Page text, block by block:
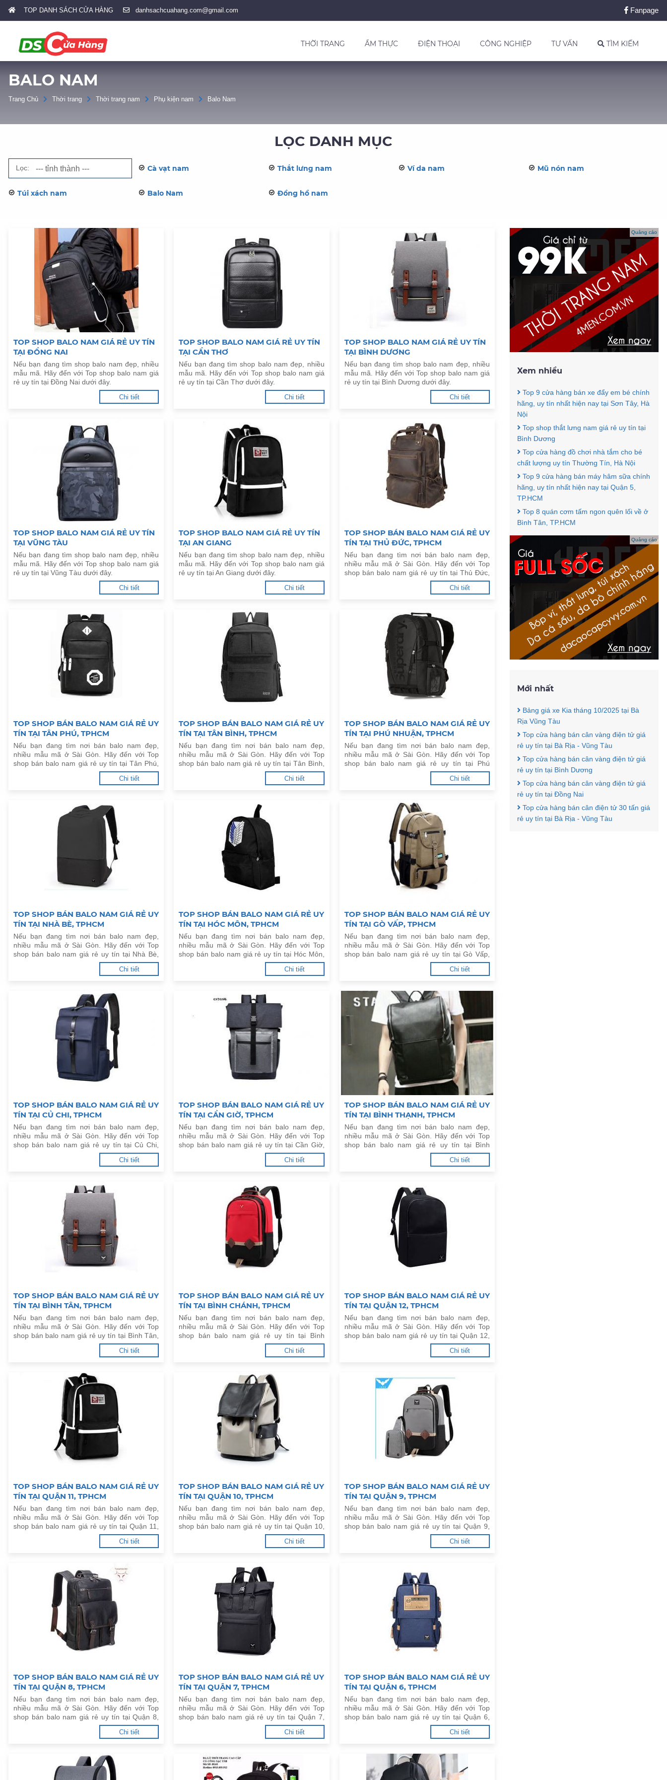
TOP DANH SÁCH CỬA HÀNG danhsachcuahang.com@gmail.com Fanpage
THỜI TRANG ẨM THỰC ĐIỆN THOẠI CÔNG NGHIỆP TƯ VẤN TÌM KIẾM
BALO NAM
Trang Chủ Thời trang Thời trang nam Phụ kiện nam Balo Nam
LỌC DANH MỤC
Lọc: Cà vạt nam Thắt lưng nam Ví da nam Mũ nón nam
Túi xách nam Balo Nam Đồng hồ nam
TOP SHOP BALO NAM GIÁ RẺ UY TÍN
TẠI ĐỒNG NAI
Nếu bạn đang tìm shop balo nam đẹp, nhiều
mẫu mã. Hãy đến với Top shop balo nam giá
rẻ uy tín tại Đồng Nai dưới đây.
Chi tiết
TOP SHOP BALO NAM GIÁ RẺ UY TÍN
TẠI CẦN THƠ
Nếu bạn đang tìm shop balo nam đẹp, nhiều
mẫu mã. Hãy đến với Top shop balo nam giá
rẻ uy tín tại Cần Thơ dưới đây.
Chi tiết
TOP SHOP BALO NAM GIÁ RẺ UY TÍN
TẠI BÌNH DƯƠNG
Nếu bạn đang tìm shop balo nam đẹp, nhiều
mẫu mã. Hãy đến với Top shop balo nam giá
rẻ uy tín tại Bình Dương dưới đây.
Chi tiết
TOP SHOP BALO NAM GIÁ RẺ UY TÍN
TẠI VŨNG TÀU
Nếu bạn đang tìm shop balo nam đẹp, nhiều
mẫu mã. Hãy đến với Top shop balo nam giá
rẻ uy tín tại Vũng Tàu dưới đây.
Chi tiết
TOP SHOP BALO NAM GIÁ RẺ UY TÍN
TẠI AN GIANG
Nếu bạn đang tìm shop balo nam đẹp, nhiều
mẫu mã. Hãy đến với Top shop balo nam giá
rẻ uy tín tại An Giang dưới đây.
Chi tiết
TOP SHOP BÁN BALO NAM GIÁ RẺ UY
TÍN TẠI THỦ ĐỨC, TPHCM
Nếu bạn đang tìm nơi bán balo nam đẹp,
nhiều mẫu mã ở Sài Gòn. Hãy đến với Top
shop bán balo nam giá rẻ uy tín tại Thủ Đức,
Chi tiết
TOP SHOP BÁN BALO NAM GIÁ RẺ UY
TÍN TẠI TÂN PHÚ, TPHCM
Nếu bạn đang tìm nơi bán balo nam đẹp,
nhiều mẫu mã ở Sài Gòn. Hãy đến với Top
shop bán balo nam giá rẻ uy tín tại Tân Phú,
Chi tiết
TOP SHOP BÁN BALO NAM GIÁ RẺ UY
TÍN TẠI TÂN BÌNH, TPHCM
Nếu bạn đang tìm nơi bán balo nam đẹp,
nhiều mẫu mã ở Sài Gòn. Hãy đến với Top
shop bán balo nam giá rẻ uy tín tại Tân Bình,
Chi tiết
TOP SHOP BÁN BALO NAM GIÁ RẺ UY
TÍN TẠI PHÚ NHUẬN, TPHCM
Nếu bạn đang tìm nơi bán balo nam đẹp,
nhiều mẫu mã ở Sài Gòn. Hãy đến với Top
shop bán balo nam giá rẻ uy tín tại Phú
Chi tiết
TOP SHOP BÁN BALO NAM GIÁ RẺ UY
TÍN TẠI NHÀ BÈ, TPHCM
Nếu bạn đang tìm nơi bán balo nam đẹp,
nhiều mẫu mã ở Sài Gòn. Hãy đến với Top
shop bán balo nam giá rẻ uy tín tại Nhà Bè,
Chi tiết
TOP SHOP BÁN BALO NAM GIÁ RẺ UY
TÍN TẠI HÓC MÔN, TPHCM
Nếu bạn đang tìm nơi bán balo nam đẹp,
nhiều mẫu mã ở Sài Gòn. Hãy đến với Top
shop bán balo nam giá rẻ uy tín tại Hóc Môn,
Chi tiết
TOP SHOP BÁN BALO NAM GIÁ RẺ UY
TÍN TẠI GÒ VẤP, TPHCM
Nếu bạn đang tìm nơi bán balo nam đẹp,
nhiều mẫu mã ở Sài Gòn. Hãy đến với Top
shop bán balo nam giá rẻ uy tín tại Gò Vấp,
Chi tiết
TOP SHOP BÁN BALO NAM GIÁ RẺ UY
TÍN TẠI CỦ CHI, TPHCM
Nếu bạn đang tìm nơi bán balo nam đẹp,
nhiều mẫu mã ở Sài Gòn. Hãy đến với Top
shop bán balo nam giá rẻ uy tín tại Củ Chi,
Chi tiết
TOP SHOP BÁN BALO NAM GIÁ RẺ UY
TÍN TẠI CẦN GIỜ, TPHCM
Nếu bạn đang tìm nơi bán balo nam đẹp,
nhiều mẫu mã ở Sài Gòn. Hãy đến với Top
shop bán balo nam giá rẻ uy tín tại Cần Giờ,
Chi tiết
TOP SHOP BÁN BALO NAM GIÁ RẺ UY
TÍN TẠI BÌNH THẠNH, TPHCM
Nếu bạn đang tìm nơi bán balo nam đẹp,
nhiều mẫu mã ở Sài Gòn. Hãy đến với Top
shop bán balo nam giá rẻ uy tín tại Bình
Chi tiết
TOP SHOP BÁN BALO NAM GIÁ RẺ UY
TÍN TẠI BÌNH TÂN, TPHCM
Nếu bạn đang tìm nơi bán balo nam đẹp,
nhiều mẫu mã ở Sài Gòn. Hãy đến với Top
shop bán balo nam giá rẻ uy tín tại Bình Tân,
Chi tiết
TOP SHOP BÁN BALO NAM GIÁ RẺ UY
TÍN TẠI BÌNH CHÁNH, TPHCM
Nếu bạn đang tìm nơi bán balo nam đẹp,
nhiều mẫu mã ở Sài Gòn. Hãy đến với Top
shop bán balo nam giá rẻ uy tín tại Bình
Chi tiết
TOP SHOP BÁN BALO NAM GIÁ RẺ UY
TÍN TẠI QUẬN 12, TPHCM
Nếu bạn đang tìm nơi bán balo nam đẹp,
nhiều mẫu mã ở Sài Gòn. Hãy đến với Top
shop bán balo nam giá rẻ uy tín tại Quận 12,
Chi tiết
TOP SHOP BÁN BALO NAM GIÁ RẺ UY
TÍN TẠI QUẬN 11, TPHCM
Nếu bạn đang tìm nơi bán balo nam đẹp,
nhiều mẫu mã ở Sài Gòn. Hãy đến với Top
shop bán balo nam giá rẻ uy tín tại Quận 11,
Chi tiết
TOP SHOP BÁN BALO NAM GIÁ RẺ UY
TÍN TẠI QUẬN 10, TPHCM
Nếu bạn đang tìm nơi bán balo nam đẹp,
nhiều mẫu mã ở Sài Gòn. Hãy đến với Top
shop bán balo nam giá rẻ uy tín tại Quận 10,
Chi tiết
TOP SHOP BÁN BALO NAM GIÁ RẺ UY
TÍN TẠI QUẬN 9, TPHCM
Nếu bạn đang tìm nơi bán balo nam đẹp,
nhiều mẫu mã ở Sài Gòn. Hãy đến với Top
shop bán balo nam giá rẻ uy tín tại Quận 9,
Chi tiết
TOP SHOP BÁN BALO NAM GIÁ RẺ UY
TÍN TẠI QUẬN 8, TPHCM
Nếu bạn đang tìm nơi bán balo nam đẹp,
nhiều mẫu mã ở Sài Gòn. Hãy đến với Top
shop bán balo nam giá rẻ uy tín tại Quận 8,
Chi tiết
TOP SHOP BÁN BALO NAM GIÁ RẺ UY
TÍN TẠI QUẬN 7, TPHCM
Nếu bạn đang tìm nơi bán balo nam đẹp,
nhiều mẫu mã ở Sài Gòn. Hãy đến với Top
shop bán balo nam giá rẻ uy tín tại Quận 7,
Chi tiết
TOP SHOP BÁN BALO NAM GIÁ RẺ UY
TÍN TẠI QUẬN 6, TPHCM
Nếu bạn đang tìm nơi bán balo nam đẹp,
nhiều mẫu mã ở Sài Gòn. Hãy đến với Top
shop bán balo nam giá rẻ uy tín tại Quận 6,
Chi tiết
Quảng cáo
Xem nhiều
Top 9 cửa hàng bán xe đẩy em bé chính
hãng, uy tín nhất hiện nay tại Sơn Tây, Hà
Nội
Top shop thắt lưng nam giá rẻ uy tín tại
Bình Dương
Top cửa hàng đồ chơi nhà tắm cho bé
chất lượng uy tín Thường Tín, Hà Nội
Top 9 cửa hàng bán máy hâm sữa chính
hãng, uy tín nhất hiện nay tại Quận 5,
TP.HCM
Top 8 quán cơm tấm ngon quên lối về ở
Bình Tân, TP.HCM
Quảng cáo
Mới nhất
Bảng giá xe Kia tháng 10/2025 tại Bà
Rịa Vũng Tàu
Top cửa hàng bán cân vàng điện tử giá
rẻ uy tín tại Bà Rịa - Vũng Tàu
Top cửa hàng bán cân vàng điện tử giá
rẻ uy tín tại Bình Dương
Top cửa hàng bán cân vàng điện tử giá
rẻ uy tín tại Đồng Nai
Top cửa hàng bán cân điện tử 30 tấn giá
rẻ uy tín tại Bà Rịa - Vũng Tàu